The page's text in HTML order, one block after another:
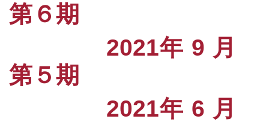
第６期
2021年 9 月
第５期
2021年 6 月